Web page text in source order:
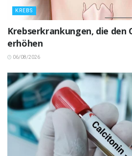
KREBS
Krebserkrankungen, die den
erhöhen
06/08/2026